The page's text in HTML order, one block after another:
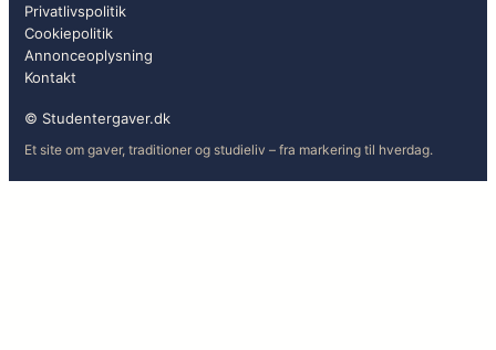
Privatlivspolitik
Cookiepolitik
Annonceoplysning
Kontakt
© Studentergaver.dk
Et site om gaver, traditioner og studieliv – fra markering til hverdag.